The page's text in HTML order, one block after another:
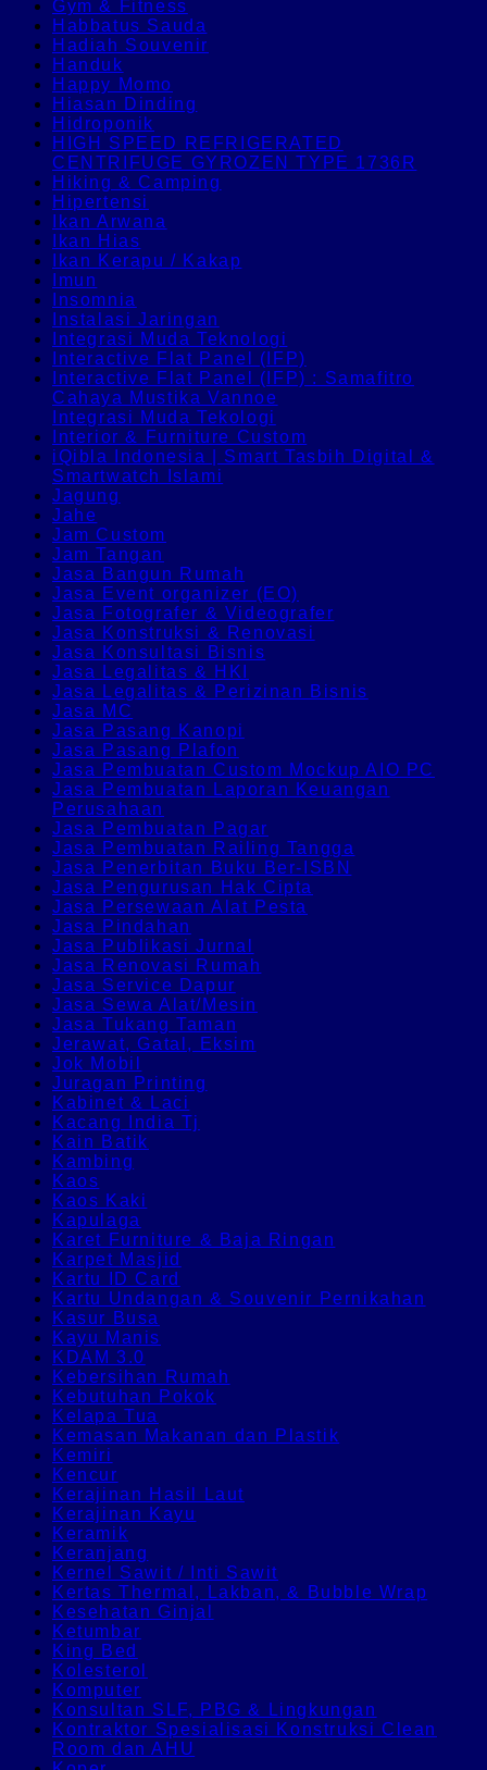
Gym & Fitness
Habbatus Sauda
Hadiah Souvenir
Handuk
Happy Momo
Hiasan Dinding
Hidroponik
HIGH SPEED REFRIGERATED
CENTRIFUGE GYROZEN TYPE 1736R
Hiking & Camping
Hipertensi
Ikan Arwana
Ikan Hias
Ikan Kerapu / Kakap
Imun
Insomnia
Instalasi Jaringan
Integrasi Muda Teknologi
Interactive Flat Panel (IFP)
Interactive Flat Panel (IFP) : Samafitro
Cahaya Mustika Vannoe
Integrasi Muda Tekologi
Interior & Furniture Custom
iQibla Indonesia | Smart Tasbih Digital &
Smartwatch Islami
Jagung
Jahe
Jam Custom
Jam Tangan
Jasa Bangun Rumah
Jasa Event organizer (EO)
Jasa Fotografer & Videografer
Jasa Konstruksi & Renovasi
Jasa Konsultasi Bisnis
Jasa Legalitas & HKI
Jasa Legalitas & Perizinan Bisnis
Jasa MC
Jasa Pasang Kanopi
Jasa Pasang Plafon
Jasa Pembuatan Custom Mockup AIO PC
Jasa Pembuatan Laporan Keuangan
Perusahaan
Jasa Pembuatan Pagar
Jasa Pembuatan Railing Tangga
Jasa Penerbitan Buku Ber-ISBN
Jasa Pengurusan Hak Cipta
Jasa Persewaan Alat Pesta
Jasa Pindahan
Jasa Publikasi Jurnal
Jasa Renovasi Rumah
Jasa Service Dapur
Jasa Sewa Alat/Mesin
Jasa Tukang Taman
Jerawat, Gatal, Eksim
Jok Mobil
Juragan Printing
Kabinet & Laci
Kacang India Tj
Kain Batik
Kambing
Kaos
Kaos Kaki
Kapulaga
Karet Furniture & Baja Ringan
Karpet Masjid
Kartu ID Card
Kartu Undangan & Souvenir Pernikahan
Kasur Busa
Kayu Manis
KDAM 3.0
Kebersihan Rumah
Kebutuhan Pokok
Kelapa Tua
Kemasan Makanan dan Plastik
Kemiri
Kencur
Kerajinan Hasil Laut
Kerajinan Kayu
Keramik
Keranjang
Kernel Sawit / Inti Sawit
Kertas Thermal, Lakban, & Bubble Wrap
Kesehatan Ginjal
Ketumbar
King Bed
Kolesterol
Komputer
Konsultan SLF, PBG & Lingkungan
Kontraktor Spesialisasi Konstruksi Clean
Room dan AHU